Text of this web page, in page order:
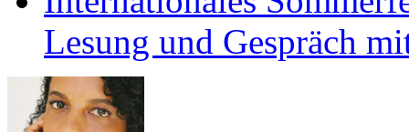
Lesung und Gespräch